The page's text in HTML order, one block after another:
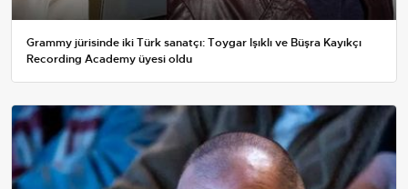
Grammy jürisinde iki Türk sanatçı: Toygar Işıklı ve Büşra Kayıkçı
Recording Academy üyesi oldu